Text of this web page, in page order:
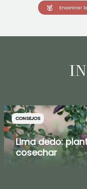
Encontrar
CONSEJOS
Lima dedo:
cosechar